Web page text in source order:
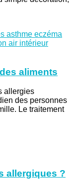
asthme eczéma
air intérieur
aliments
allergies
des personnes
Le traitement
allergiques ?